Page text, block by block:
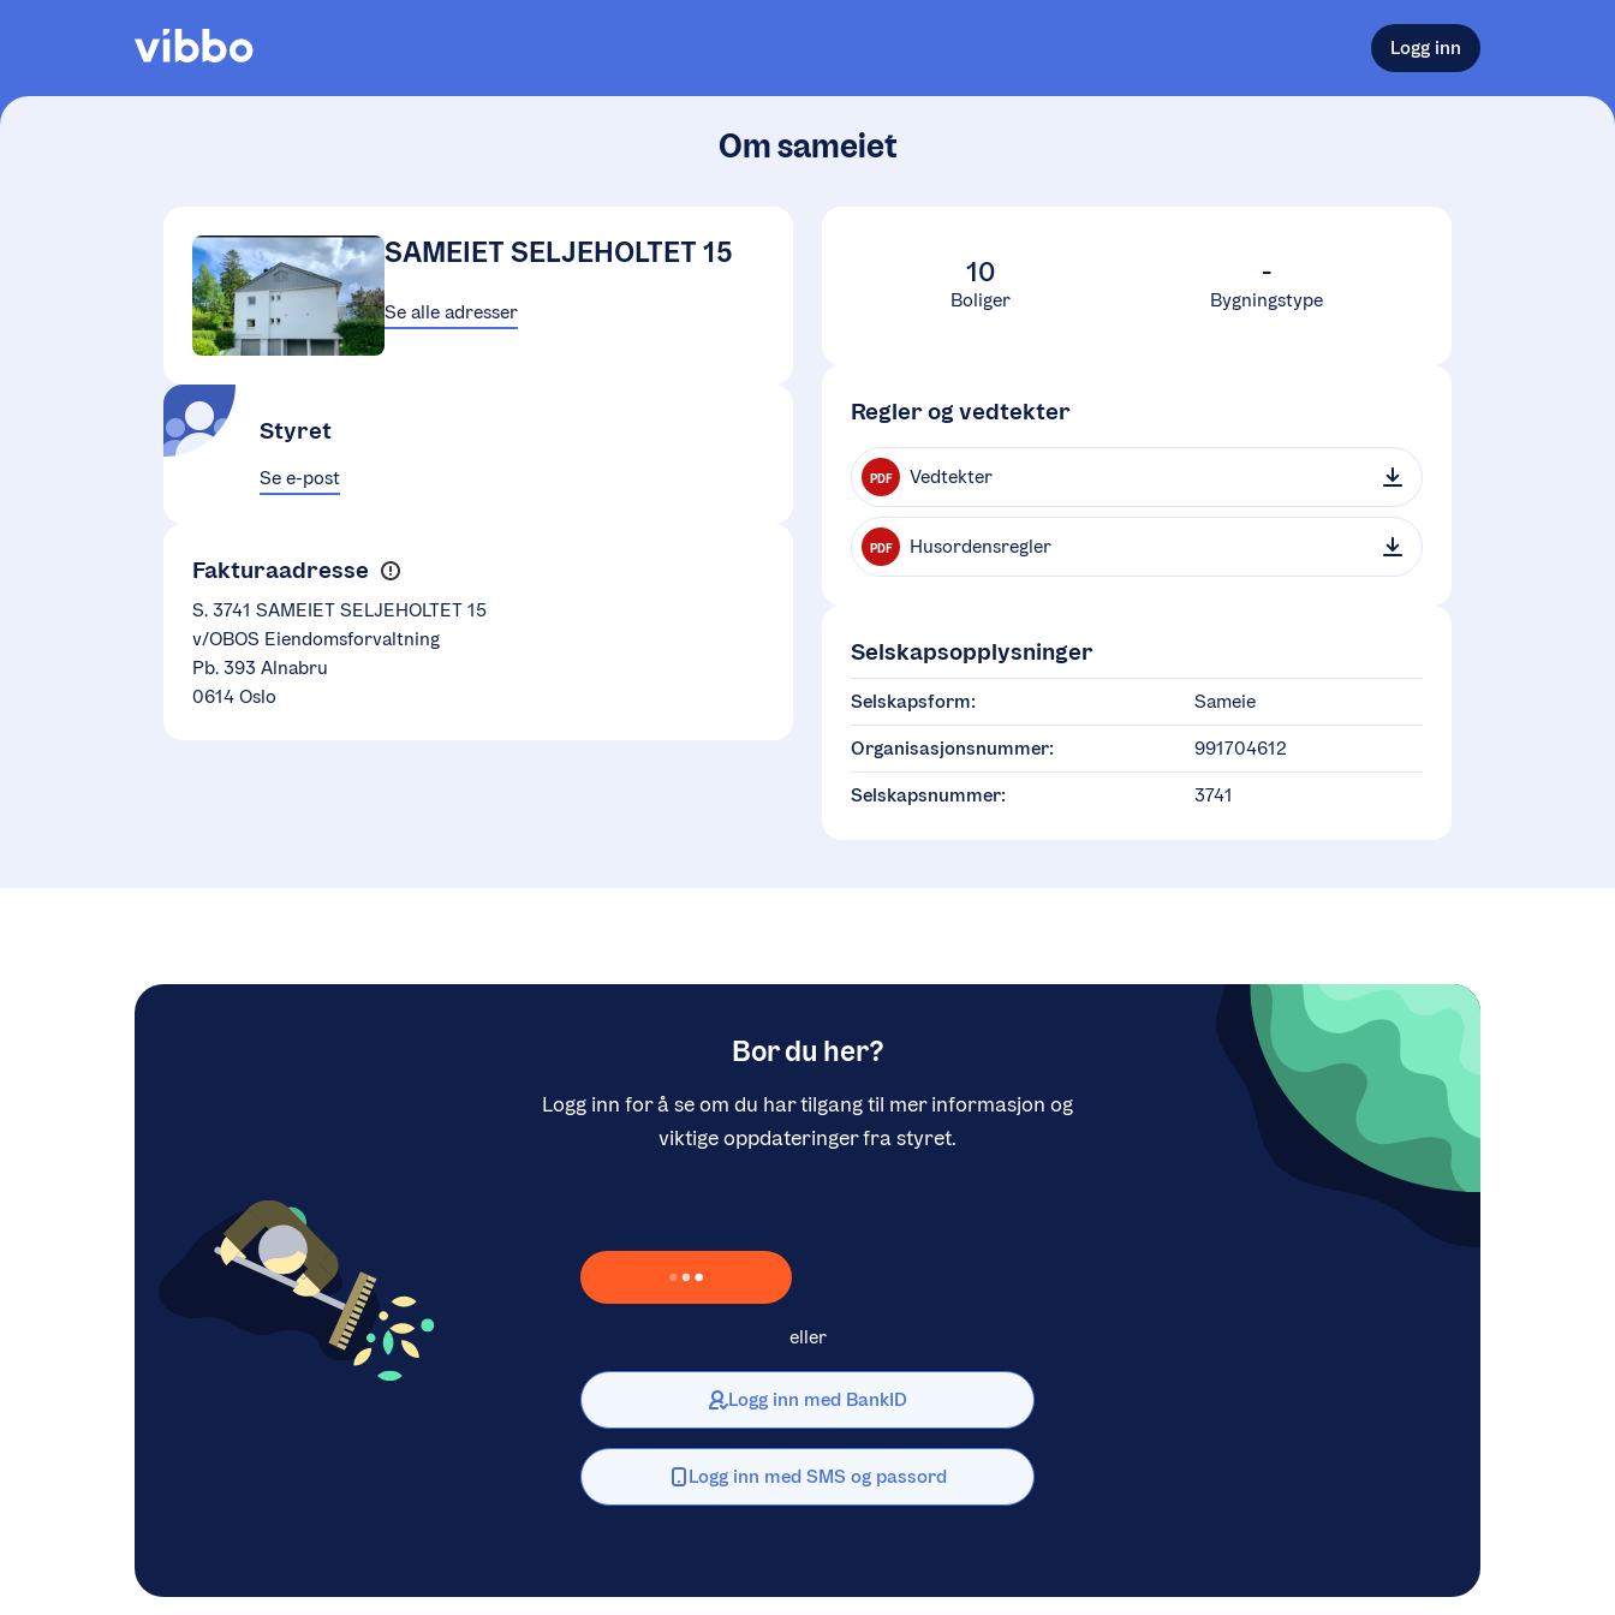
Logg inn
Om sameiet
SAMEIET SELJEHOLTET 15
Se alle adresser
Styret
Se e-post
Fakturaadresse
S. 3741 SAMEIET SELJEHOLTET 15
v/OBOS Eiendomsforvaltning
Pb. 393 Alnabru
0614 Oslo
10
Boliger
-
Bygningstype
Regler og vedtekter
PDF Vedtekter
PDF Husordensregler
Selskapsopplysninger
Selskapsform: Sameie
Organisasjonsnummer: 991704612
Selskapsnummer: 3741
Bor du her?
Logg inn for å se om du har tilgang til mer informasjon og
viktige oppdateringer fra styret.
Laster inn Vipps …
eller
Logg inn med BankID
Logg inn med SMS og passord